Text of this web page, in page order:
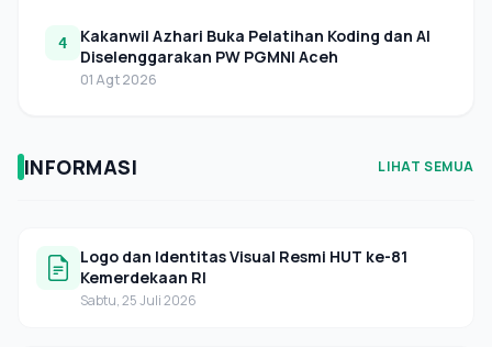
4
Kakanwil Azhari Buka Pelatihan Koding dan AI
Diselenggarakan PW PGMNI Aceh
01 Agt 2026
INFORMASI LIHAT SEMUA
Logo dan Identitas Visual Resmi HUT ke-81
Kemerdekaan RI
Sabtu, 25 Juli 2026